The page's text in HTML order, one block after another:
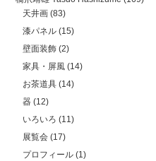
天井画 (83)
漆パネル (15)
壁面装飾 (2)
家具・屏風 (14)
お茶道具 (14)
器 (12)
いろいろ (11)
展覧会 (17)
プロフィール (1)